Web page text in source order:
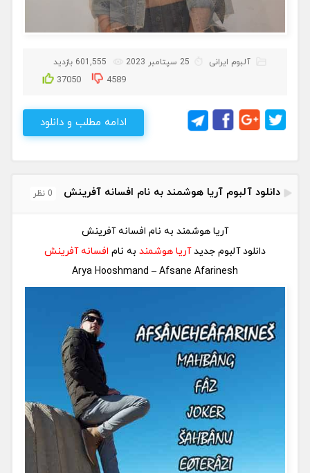
آلبوم ایرانی 25 سپتامبر 2023 601,555 بازدید
37050 4589
ادامه مطلب و دانلود
دانلود آلبوم آریا هوشمند به نام افسانه آفرینش 0 نظر
آریا هوشمند به نام افسانه آفرینش
دانلود آلبوم جدیدآریا هوشمند به نام افسانه آفرینش
Arya Hooshmand – Afsane Afarinesh